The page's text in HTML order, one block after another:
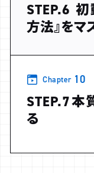
STEP.6
方法』をマ
Chapter 10
STEP.7本
る